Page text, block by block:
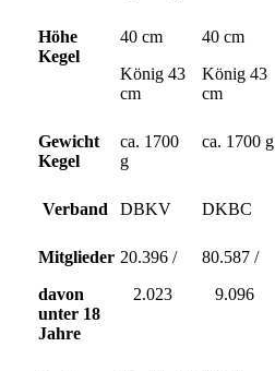
Höhe
Kegel
40 cm
König 43
cm
40 cm
König 43
cm
Gewicht
Kegel
ca. 1700
g
ca. 1700 g
Verband DBKV DKBC
Mitglieder
davon
unter 18
Jahre
20.396 /
2.023
80.587 /
9.096